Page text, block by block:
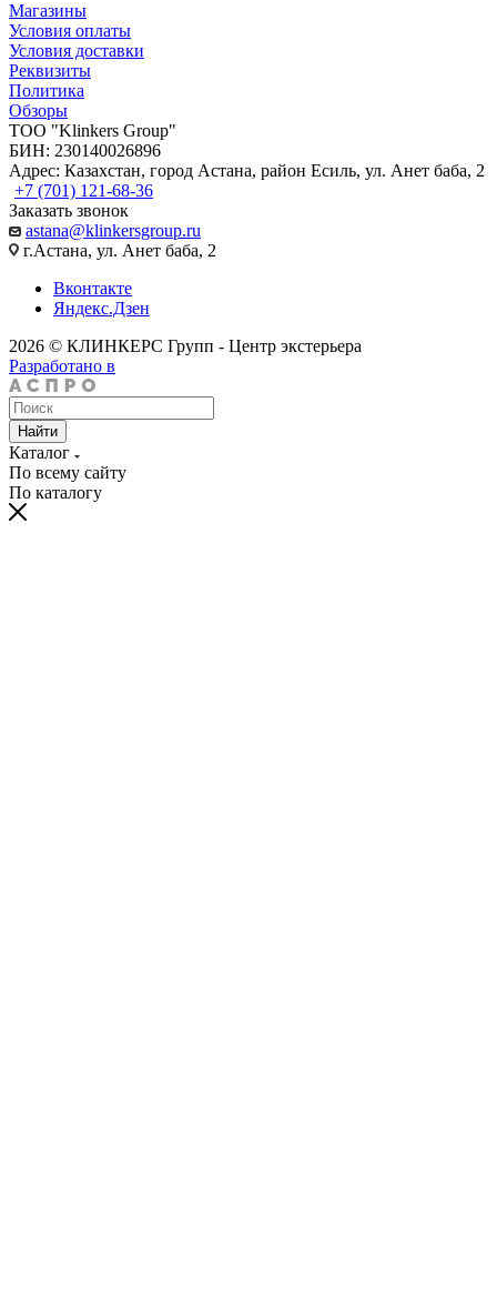
Магазины
Условия оплаты
Условия доставки
Реквизиты
Политика
Обзоры
TOO "Klinkers Group"
БИН: 230140026896
Адрес: Казахстан, город Астана, район Есиль, ул. Анет баба, 2
+7 (701) 121-68-36
Заказать звонок
astana@klinkersgroup.ru
г.Астана, ул. Анет баба, 2
Вконтакте
Яндекс.Дзен
2026 © КЛИНКЕРС Групп - Центр экстерьера
Разработано в
Найти
Каталог
По всему сайту
По каталогу